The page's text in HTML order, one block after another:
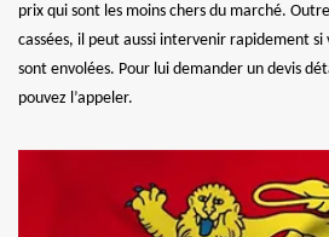
prix qui sont les moins chers du marché.
cassées, il peut aussi intervenir rapidement si
sont envolées. Pour lui demander un devis
pouvez l’appeler.